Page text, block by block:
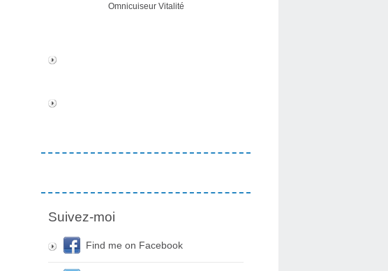
Omnicuiseur Vitalité
Suivez-moi
Find me on Facebook